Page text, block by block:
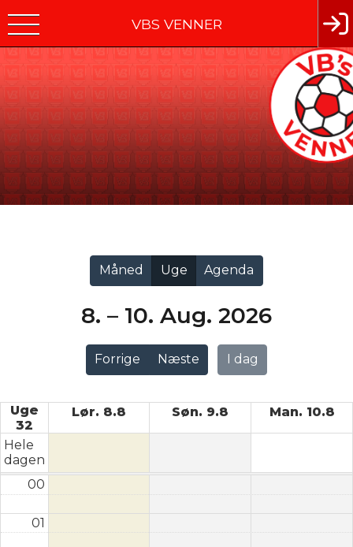
VBS VENNER
Forrige Næste I dag
8. – 10. Aug. 2026
Måned Uge Agenda
Uge
32
Lør. 8.8 Søn. 9.8 Man. 10.8
Hele
dagen
00
01